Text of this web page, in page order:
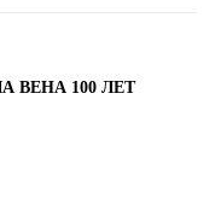
ВЕНА 100 ЛЕТ